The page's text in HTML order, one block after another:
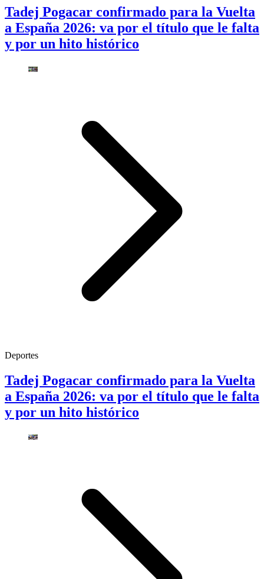
Tadej Pogacar confirmado para la Vuelta
a España 2026: va por el título que le falta
y por un hito histórico
Deportes
Tadej Pogacar confirmado para la Vuelta
a España 2026: va por el título que le falta
y por un hito histórico